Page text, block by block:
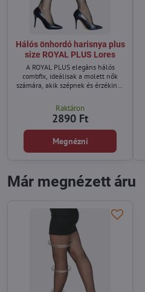
Hálós önhordó harisnya plus
size ROYAL PLUS Lores
A ROYAL PLUS elegáns hálós
combfix, ideálisak a molett nők
számára, akik szépnek és érzékinek
Raktáron
2890 Ft
Megnézni
Már megnézett áru